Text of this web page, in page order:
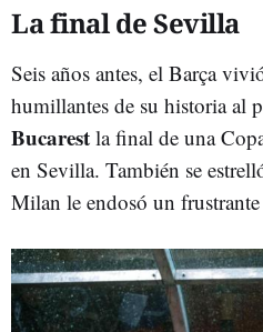
La final de Sevilla
Seis años antes, el Barça
humillantes de su historia al
Bucarest la final de una
en Sevilla. También se
Milan le endosó un